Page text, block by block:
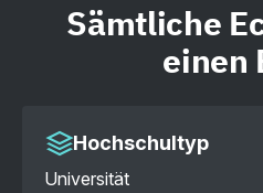
Sämtliche
einen
Hochschultyp
Universität